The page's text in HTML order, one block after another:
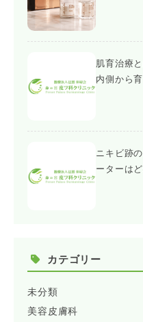
肌育治療
内側から
ニキビ跡
ーターは
カテゴリー
未分類
美容皮膚科